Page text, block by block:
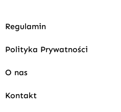
Regulamin
Polityka Prywatności
O nas
Kontakt